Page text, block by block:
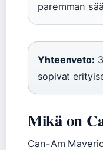
paremman
Yhteenveto:
sopivat
Mikä on
Can-Am